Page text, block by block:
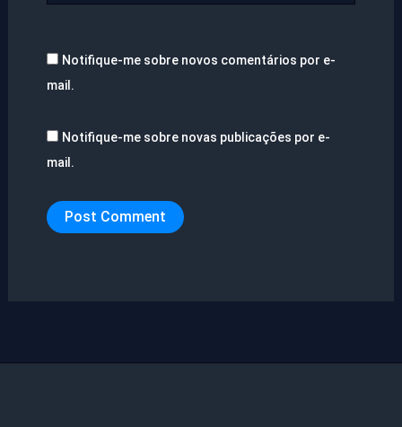
Notifique-me sobre novos comentários por e-
mail.
Notifique-me sobre novas publicações por e-
mail.